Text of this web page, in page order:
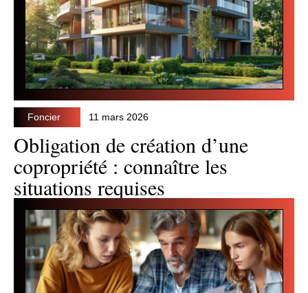
Foncier 11 mars 2026
Obligation de création d’une
copropriété : connaître les
situations requises